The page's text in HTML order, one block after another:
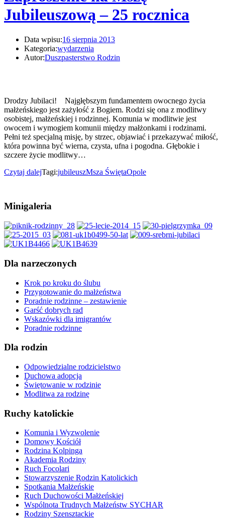
Jubileuszową – 25 rocznica
Data wpisu:16 sierpnia 2013
Kategoria:wydarzenia
Autor:Duszpasterstwo Rodzin
Drodzy Jubilaci! Najgłębszym fundamentem owocnego życia
małżeńskiego jest zażyłość z Bogiem. Rodzi się ona z modlitwy
osobistej, małżeńskiej i rodzinnej. Komunia w modlitwie jest
owocem i wymogiem komunii między małżonkami i rodzinami.
Pełni też specjalną misję, by strzec, objawiać i przekazywać miłość,
która powinna być wierna, czysta, ufna i pogodna. Głębokie i
szczere życie modlitwy…
Czytaj dalejTagi:jubileuszMsza ŚwiętaOpole
Minigaleria
Dla narzeczonych
Krok po kroku do ślubu
Przygotowanie do małżeństwa
Poradnie rodzinne – zestawienie
Garść dobrych rad
Wskazówki dla imigrantów
Poradnie rodzinne
Dla rodzin
Odpowiedzialne rodzicielstwo
Duchowa adopcja
Świętowanie w rodzinie
Modlitwa za rodzinę
Ruchy katolickie
Komunia i Wyzwolenie
Domowy Kościół
Rodzina Kolpinga
Akademia Rodziny
Ruch Focolari
Stowarzyszenie Rodzin Katolickich
Spotkania Małżeńskie
Ruch Duchowości Małżeńskiej
Wspólnota Trudnych Małżeństw SYCHAR
Rodziny Szensztackie